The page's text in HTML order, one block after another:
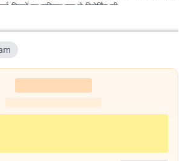
विषयों पर सक्रिय रूप से रिपोर्टिंग की.